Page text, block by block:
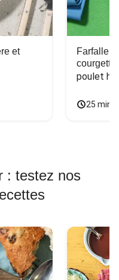
et
Farfalle
courgette
poulet
25
: testez nos